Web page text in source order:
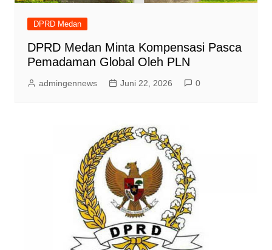
DPRD Medan
DPRD Medan Minta Kompensasi Pasca
Pemadaman Global Oleh PLN
admingennews Juni 22, 2026 0